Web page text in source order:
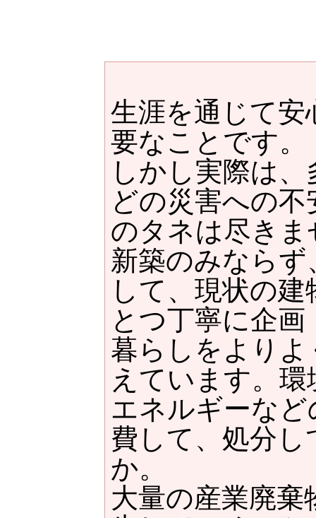
生涯を通じて
要なことです。
しかし実際は
どの災害への
のタネは尽きま
新築のみなら
して、現状の
とつ丁寧に企
暮らしをより
えています。
エネルギーな
費して、処分
か。
大量の産業廃